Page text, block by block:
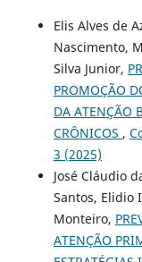
Elis Alves de
Nascimento,
Silva Junior,
PROMOÇÃO
DA ATENÇÃO
CRÔNICOS ,
3 (2025)
José Cláudio
Santos, Elidio
Monteiro,
ATENÇÃO